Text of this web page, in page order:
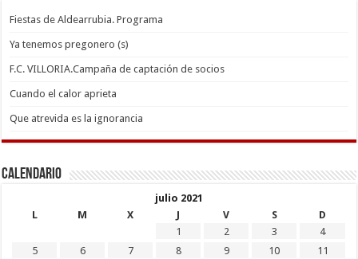
Fiestas de Aldearrubia. Programa
Ya tenemos pregonero (s)
F.C. VILLORIA.Campaña de captación de socios
Cuando el calor aprieta
Que atrevida es la ignorancia
Calendario
julio 2021
L
M X J V S
D
1
2 3
4
5
6 7 8 9 10
11